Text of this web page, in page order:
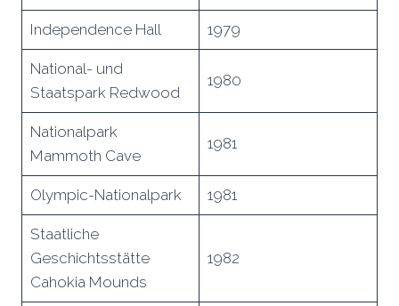
Independence Hall 1979
National- und
Staatspark Redwood
1980
Nationalpark
Mammoth Cave
1981
Olympic-Nationalpark 1981
Staatliche
Geschichtsstätte
Cahokia Mounds
1982